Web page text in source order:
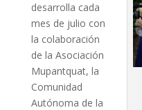
desarrolla cada
mes de julio con
la colaboración
de la Asociación
Mupantquat, la
Comunidad
Autónoma de la